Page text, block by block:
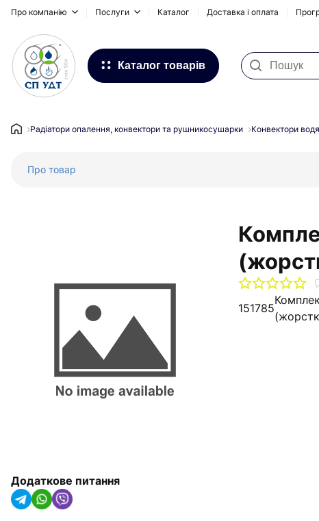
Про компанію Послуги Каталог Доставка і оплата
Каталог товарів
Системи для зовнішніх
Інсталяційні системи, сифони та
Запірна та регулююча арматура
Радіатори опалення, конвектори
та рушникосушарки
Обладнання для котелень
Гідроакумулятори(IMAS Італія)
Радіатори опалення, конвектори та рушникосушарки Конвектори
Про товар
Додаткове питання
151785